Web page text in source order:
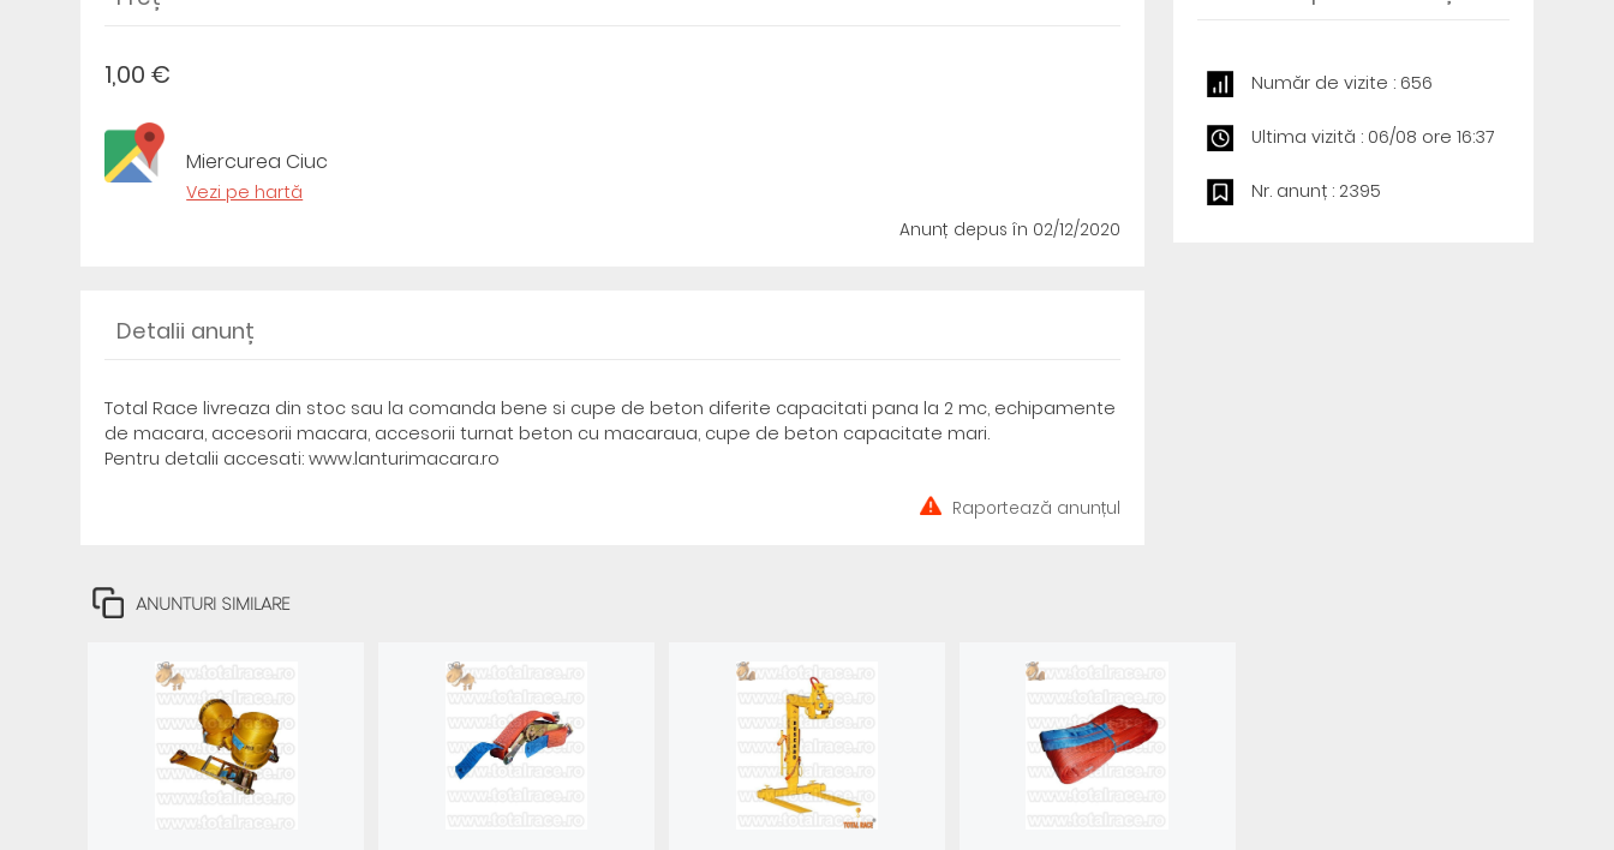
1,00 €
Miercurea Ciuc
Vezi pe hartă
Anunț depus în 02/12/2020
Detalii anunț
Total Race livreaza din stoc sau la comanda bene si cupe de beton diferite capacitati pana la 2 mc, echipamente
de macara, accesorii macara, accesorii turnat beton cu macaraua, cupe de beton capacitate mari.
Pentru detalii accesati: www.lanturimacara.ro
Raportează anunțul
Număr de vizite : 656
Ultima vizită : 06/08 ore 16:37
Nr. anunț : 2395
ANUNTURI SIMILARE